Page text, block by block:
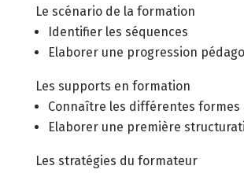
Le scénario de la formation
Identifier les séquences
Elaborer une progression
Les supports en formation
Connaître les différentes formes
Elaborer une première
Les stratégies du formateur